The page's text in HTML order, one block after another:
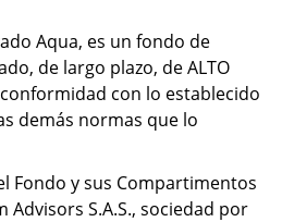
Aqua, es un fondo de
de largo plazo, de ALTO
con lo establecido
demás normas que lo
Fondo y sus Compartimentos
Advisors S.A.S., sociedad por